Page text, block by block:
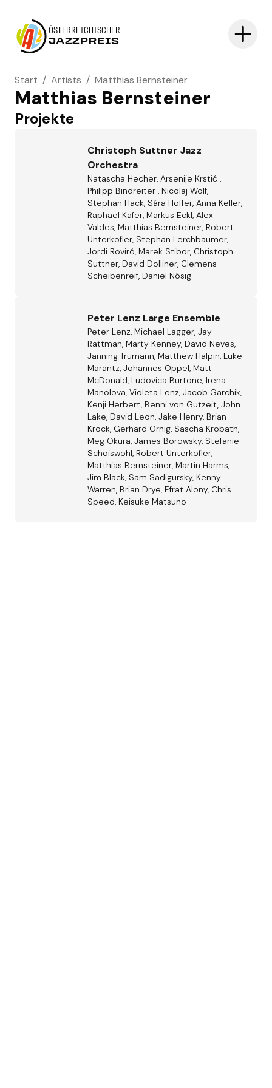
ÖSTERREICHISCHER
JAZZPREIS
Start / Artists / Matthias Bernsteiner
Matthias Bernsteiner
Projekte
Christoph Suttner Jazz
Orchestra
Natascha Hecher, Arsenije Krstić ,
Philipp Bindreiter , Nicolaj Wolf,
Stephan Hack, Sára Hoffer, Anna Keller,
Raphael Käfer, Markus Eckl, Alex
Valdes, Matthias Bernsteiner, Robert
Unterköfler, Stephan Lerchbaumer,
Jordi Roviró, Marek Stibor, Christoph
Suttner, David Dolliner, Clemens
Scheibenreif, Daniel Nösig
Peter Lenz Large Ensemble
Peter Lenz, Michael Lagger, Jay
Rattman, Marty Kenney, David Neves,
Janning Trumann, Matthew Halpin, Luke
Marantz, Johannes Oppel, Matt
McDonald, Ludovica Burtone, Irena
Manolova, Violeta Lenz, Jacob Garchik,
Kenji Herbert, Benni von Gutzeit, John
Lake, David Leon, Jake Henry, Brian
Krock, Gerhard Ornig, Sascha Krobath,
Meg Okura, James Borowsky, Stefanie
Schoiswohl, Robert Unterköfler,
Matthias Bernsteiner, Martin Harms,
Jim Black, Sam Sadigursky, Kenny
Warren, Brian Drye, Efrat Alony, Chris
Speed, Keisuke Matsuno